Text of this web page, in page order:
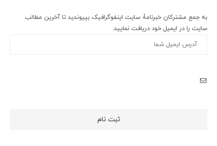
به جمع مشترکان خبرنامۀ سایت اینفوگرافیک بپیوندید تا آخرین مطالب
سایت را در ایمیل خود دریافت نمایید.